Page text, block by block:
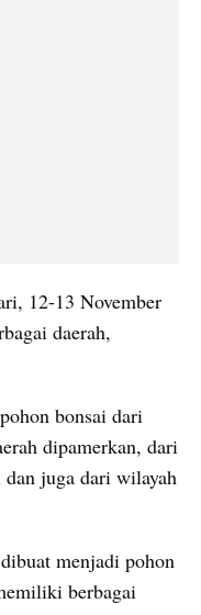
12-13 November
daerah,
bonsai dari
dipamerkan, dari
juga dari wilayah
menjadi pohon
berbagai